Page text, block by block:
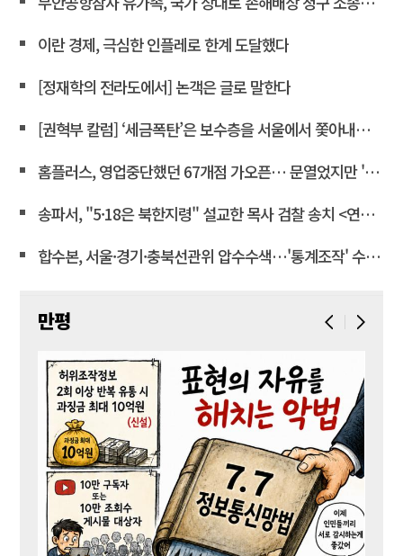
이란 경제, 극심한 인플레로 한계 도달했다
[정재학의 전라도에서] 논객은 글로 말한다
[권혁부 칼럼] ‘세금폭탄’은 보수층을 서울에서 쫓아내려는 계획
홈플러스, 영업중단했던 67개점 가오픈… 문열었지만 '텅빈 매대'
송파서, "5·18은 북한지령" 설교한 목사 검찰 송치 <연합뉴스>
합수본, 서울·경기·충북선관위 압수수색…'통계조작' 수사확대
만평